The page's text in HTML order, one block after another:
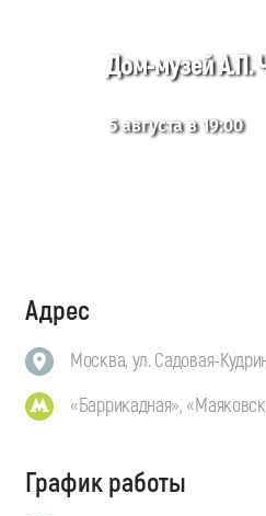
Дом-музей А.П.
5 августа в 19:00
Адрес
Москва, ул. Садовая-
«Баррикадная»,
График работы